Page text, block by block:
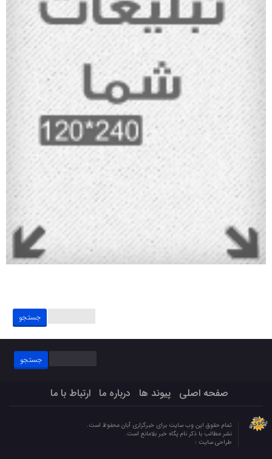
جستجو
برای:
جستجو
برای:
صفحه اصلی پیوند ها درباره ما ارتباط با ما
تمام حقوق این وب سایت برای خبرگزاری آبان محفوظ است.
نشر مطالب با ذکر نام پگاه خبر بلامانع است.
طراحی سایت :